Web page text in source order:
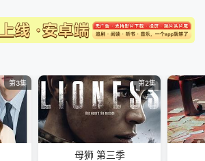
第3集 第2集
母狮 第三季